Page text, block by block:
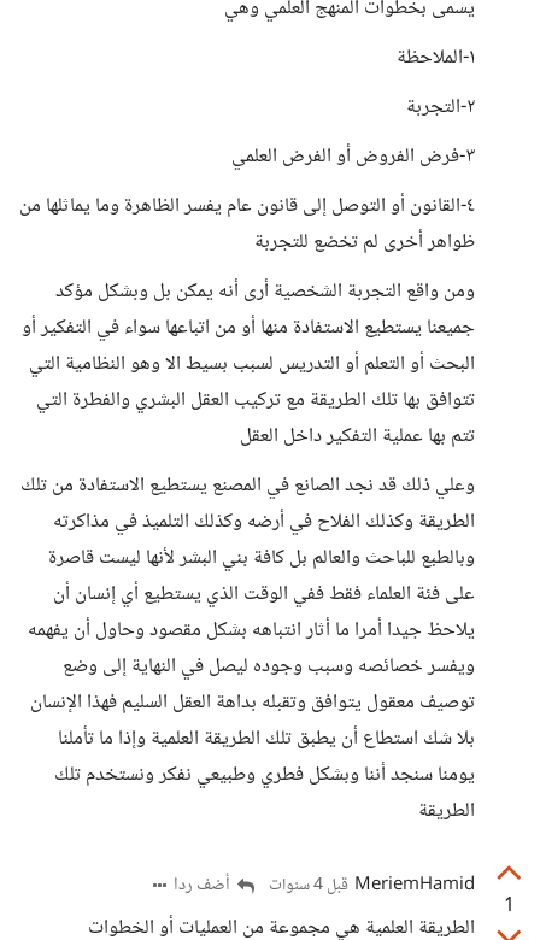
يسمى بخطوات المنهج العلمي وهي
١-الملاحظة
٢-التجربة
٣-فرض الفروض أو الفرض العلمي
٤-القانون أو التوصل إلى قانون عام يفسر الظاهرة وما يماثلها من
ظواهر أخرى لم تخضع للتجربة
ومن واقع التجربة الشخصية أرى أنه يمكن بل وبشكل مؤكد
جميعنا يستطيع الاستفادة منها أو من اتباعها سواء في التفكير أو
البحث أو التعلم أو التدريس لسبب بسيط الا وهو النظامية التي
تتوافق بها تلك الطريقة مع تركيب العقل البشري والفطرة التي
تتم بها عملية التفكير داخل العقل
وعلي ذلك قد نجد الصانع في المصنع يستطيع الاستفادة من تلك
الطريقة وكذلك الفلاح في أرضه وكذلك التلميذ في مذاكرته
وبالطبع للباحث والعالم بل كافة بني البشر لأنها ليست قاصرة
على فئة العلماء فقط ففي الوقت الذي يستطيع أي إنسان أن
يلاحظ جيدا أمرا ما أثار انتباهه بشكل مقصود وحاول أن يفهمه
ويفسر خصائصه وسبب وجوده ليصل في النهاية إلى وضع
توصيف معقول يتوافق وتقبله بداهة العقل السليم فهذا الإنسان
بلا شك استطاع أن يطبق تلك الطريقة العلمية وإذا ما تأملنا
يومنا سنجد أننا وبشكل فطري وطبيعي نفكر ونستخدم تلك
الطريقة
1
MeriemHamid قبل 4 سنوات أضف ردا
الطريقة العلمية هي مجموعة من العمليات أو الخطوات